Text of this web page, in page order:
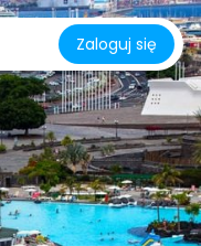
Zaloguj się